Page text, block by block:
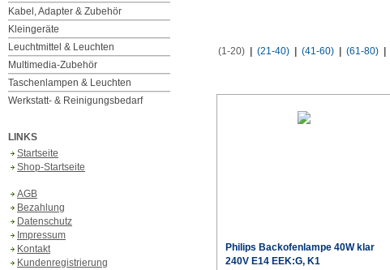
Kabel, Adapter & Zubehör
Kleingeräte
Leuchtmittel & Leuchten
Multimedia-Zubehör
Taschenlampen & Leuchten
Werkstatt- & Reinigungsbedarf
LINKS
Startseite
Shop-Startseite
AGB
Bezahlung
Datenschutz
Impressum
Kontakt
Kundenregistrierung
(1-20) (21-40) (41-60) (61-80)
Philips Backofenlampe 40W klar
240V E14 EEK:G, K1